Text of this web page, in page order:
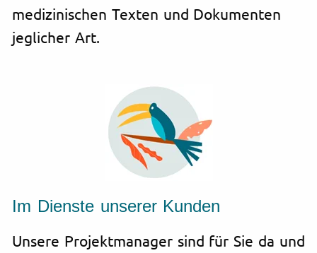
medizinischen Texten und Dokumenten
jeglicher Art.
Im Dienste unserer Kunden
Unsere Projektmanager sind für Sie da und